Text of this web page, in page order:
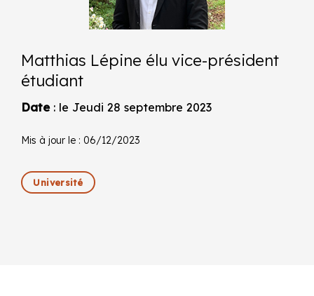
Matthias Lépine élu vice-président
étudiant
Date: le Jeudi 28 septembre 2023
Mis à jour le : 06/12/2023
Université